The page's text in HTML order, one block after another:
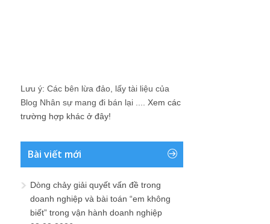
Lưu ý: Các bên lừa đảo, lấy tài liệu của
Blog Nhân sự mang đi bán lại .... Xem các
trường hợp khác ở đây!
Bài viết mới
Dòng chảy giải quyết vấn đề trong
doanh nghiệp và bài toán “em không
biết” trong vận hành doanh nghiệp